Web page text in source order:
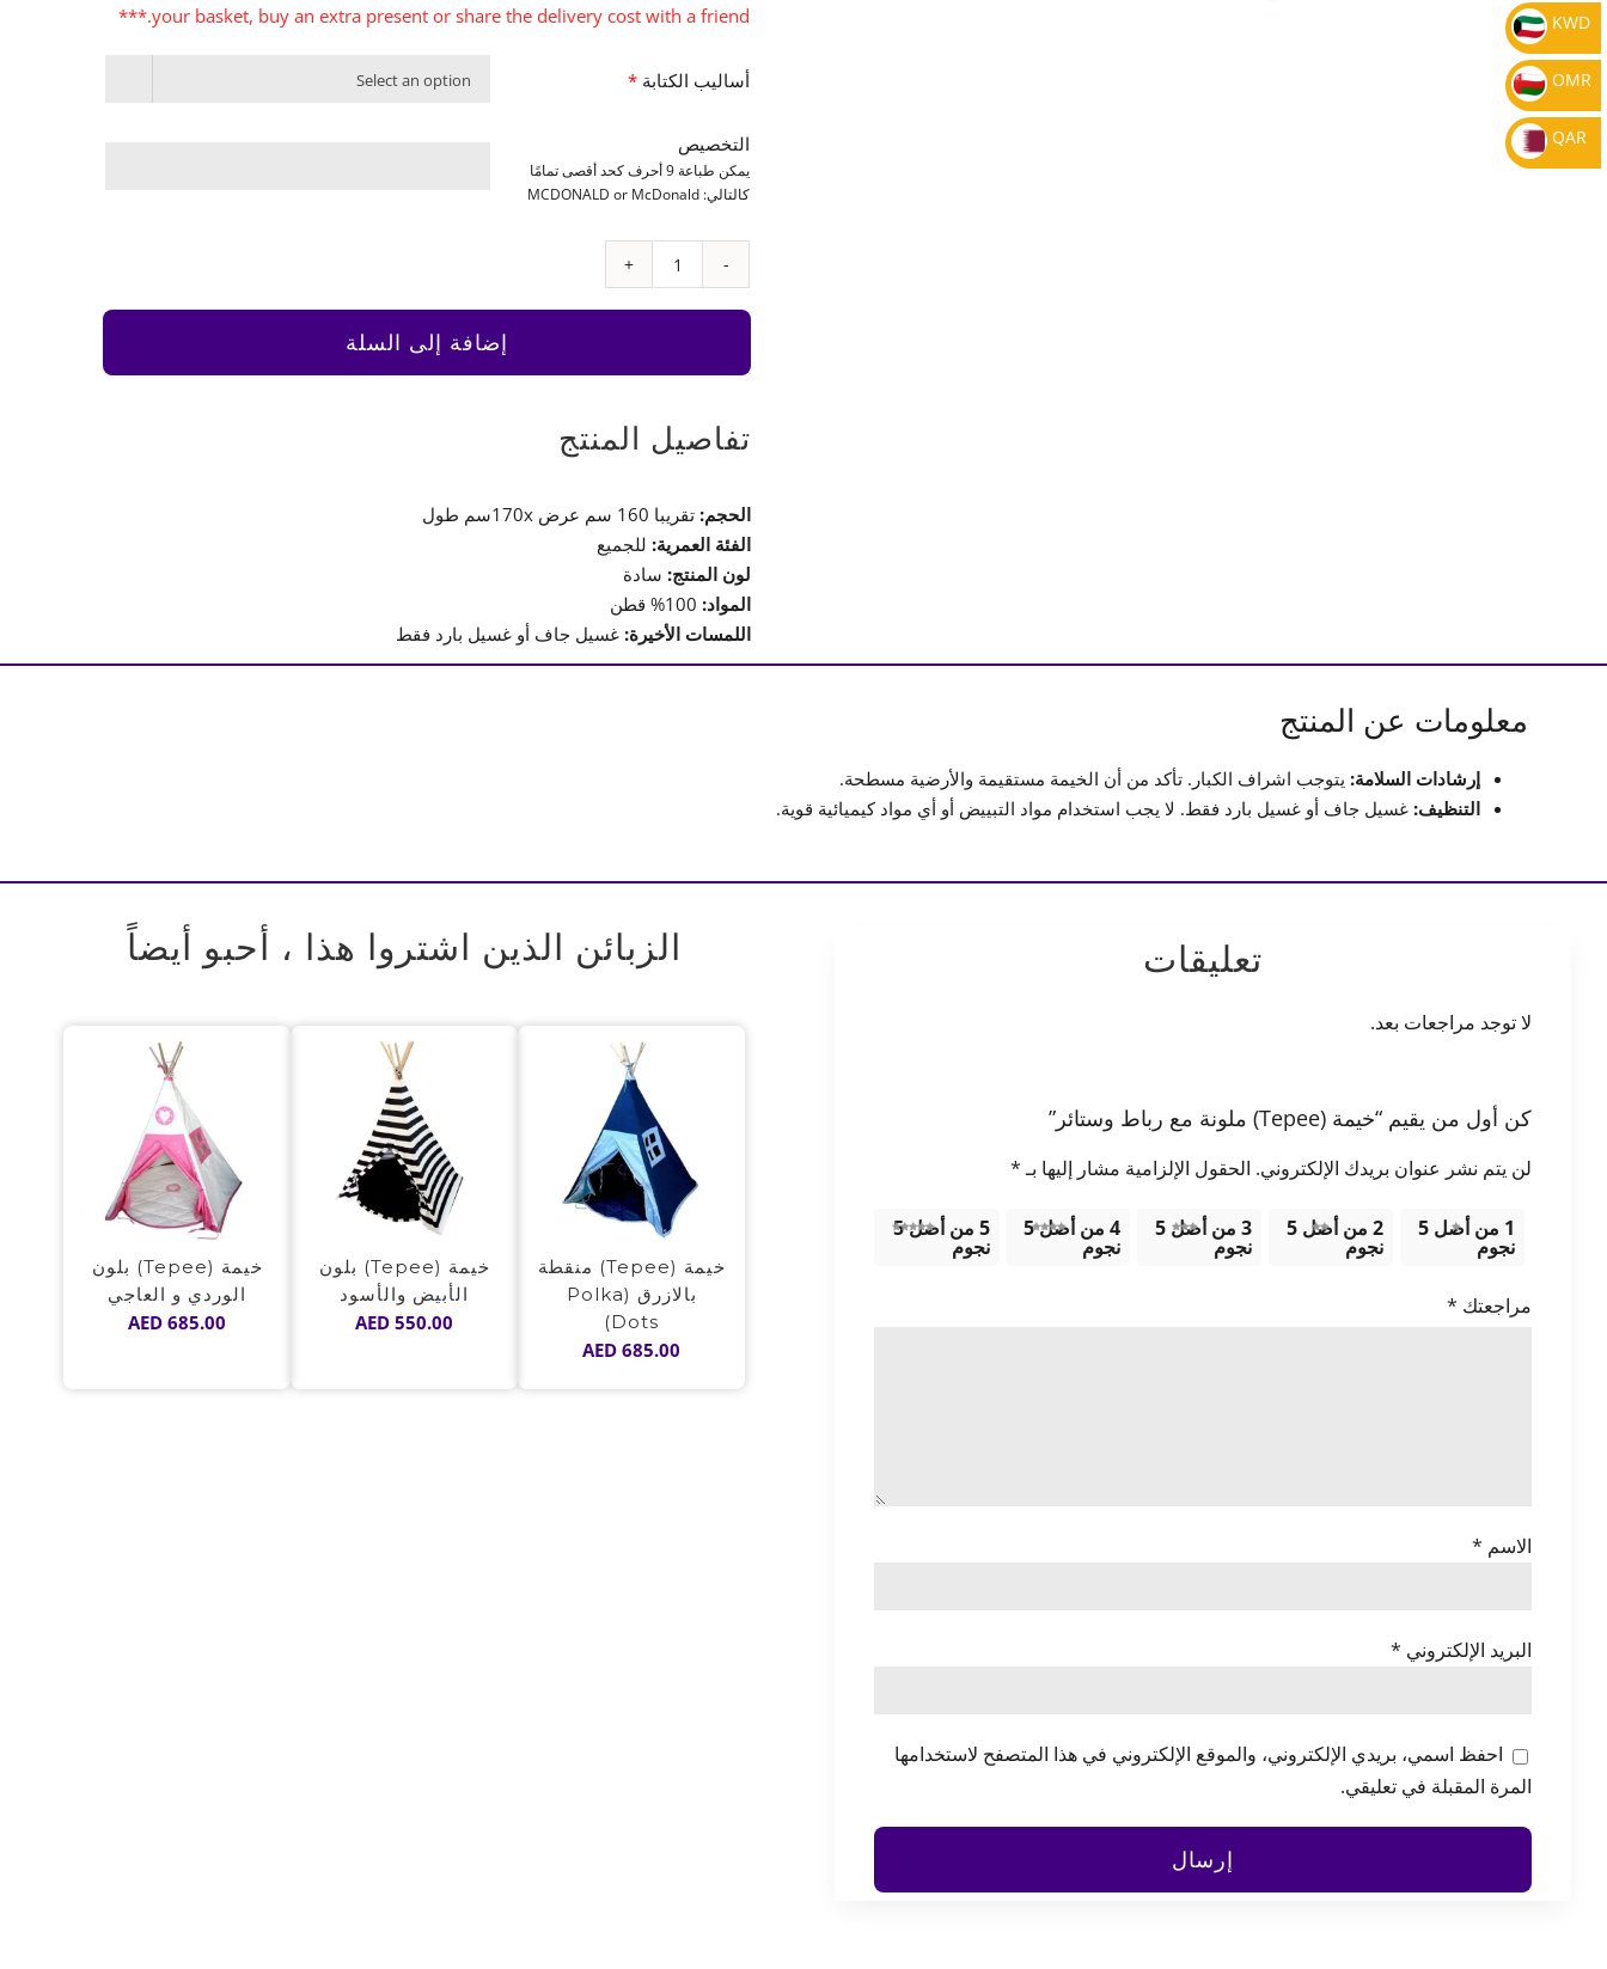
your basket, buy an extra present or share the delivery cost with a friend.***
أساليب الكتابة*
Select an option
التخصيص
يمكن طباعة 9 أحرف كحد أقصى تمامًا
كالتالي: MCDONALD or McDonald
كمية
خيمة
رباط
وستائر
إضافة إلى السلة
تفاصيل المنتج
الحجم: تقريبا 160 سم عرض 170xسم طول
الفئة العمرية: للجميع
لون المنتج: سادة
المواد:
اللمسات الأخيرة: غسيل جاف أو غسيل بارد فقط
معلومات عن المنتج
إرشادات السلامة: يتوجب اشراف الكبار. تأكد من أن الخيمة مستقيمة والأرضية مسطحة.
التنظيف: غسيل جاف أو غسيل بارد فقط. لا يجب استخدام مواد التبييض أو أي مواد كيميائية قوية.
تعليقات
لا توجد مراجعات بعد.
كن أول من يقيم “خيمة (Tepee) ملونة مع رباط وستائر”
لن يتم نشر عنوان بريدك الإلكتروني. الحقول الإلزامية مشار إليها بـ*
1 من أصل 5
نجوم
2 من أصل 5
نجوم
3 من أصل 5
نجوم
4 من أصل 5
نجوم
5 من أصل 5
نجوم
مراجعتك *
الاسم *
البريد الإلكتروني *
احفظ اسمي، بريدي الإلكتروني، والموقع الإلكتروني في هذا المتصفح لاستخدامها
المرة المقبلة في تعليقي.
الزبائن الذين اشتروا هذا ، أحبو أيضاً
خيمة (Tepee) منقطة
بالازرق (Polka
Dots)
AED 685.00
خيمة (Tepee) بلون
الأبيض والأسود
AED 550.00
خيمة (Tepee) بلون
الوردي و العاجي
AED 685.00
KWD
OMR
QAR